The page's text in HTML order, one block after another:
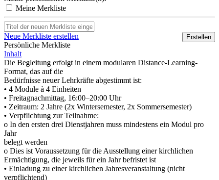
Meine Merkliste
Erstellen
Neue Merkliste erstellen
Persönliche Merkliste
Inhalt
Die Begleitung erfolgt in einem modularen Distance-Learning-
Format, das auf die
Bedürfnisse neuer Lehrkräfte abgestimmt ist:
• 4 Module à 4 Einheiten
• Freitagnachmittag, 16:00–20:00 Uhr
• Zeitraum: 2 Jahre (2x Wintersemester, 2x Sommersemester)
• Verpflichtung zur Teilnahme:
o In den ersten drei Dienstjahren muss mindestens ein Modul pro
Jahr
belegt werden
o Dies ist Voraussetzung für die Ausstellung einer kirchlichen
Ermächtigung, die jeweils für ein Jahr befristet ist
• Einladung zu einer kirchlichen Jahresveranstaltung (nicht
verpflichtend)